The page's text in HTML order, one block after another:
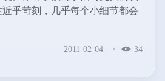
近乎苛刻，几乎每个小细节都会
了各种类型的爱情。...
2011-02-04 34